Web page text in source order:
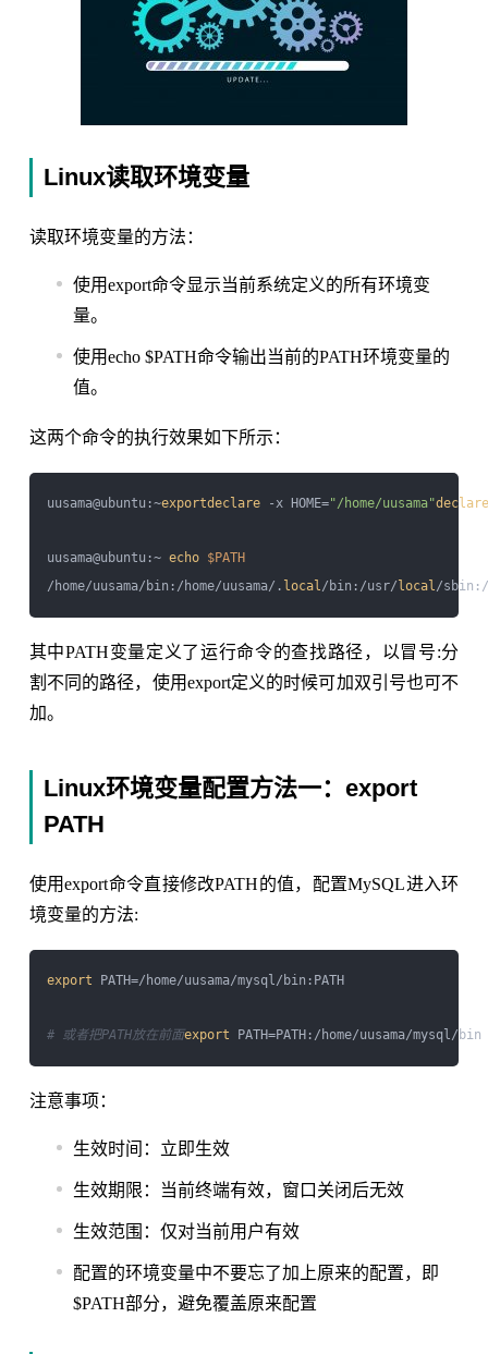
Linux读取环境变量
读取环境变量的方法：
使用export命令显示当前系统定义的所有环境变
量。
使用echo $PATH命令输出当前的PATH环境变量的
值。
这两个命令的执行效果如下所示：
uusama@ubuntu:~exportdeclare -x HOME="/home/uusama"declare
uusama@ubuntu:~ echo $PATH
/home/uusama/bin:/home/uusama/. local /bin:/usr/local /
其中PATH变量定义了运行命令的查找路径，以冒号:分
割不同的路径，使用export定义的时候可加双引号也可不
加。
Linux环境变量配置方法一：export
PATH
使用export命令直接修改PATH的值，配置MySQL进入环
境变量的方法:
export PATH=/home/uusama/mysql/bin:PATH
# 或者把PATH放在前面export
注意事项：
生效时间：立即生效
生效期限：当前终端有效，窗口关闭后无效
生效范围：仅对当前用户有效
配置的环境变量中不要忘了加上原来的配置，即
$PATH部分，避免覆盖原来配置